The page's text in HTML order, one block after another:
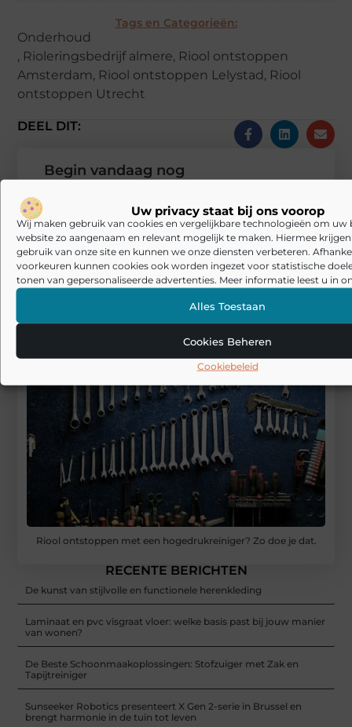
Uw privacy staat bij ons voorop
Wij maken gebruik van cookies en vergelijkbare technologieën om uw
website zo aangenaam en relevant mogelijk te maken. Hiermee
gebruik van onze site en kunnen we onze diensten verbeteren.
voorkeuren kunnen cookies ook worden ingezet voor statistische
tonen van gepersonaliseerde advertenties. Meer informatie leest u in
Alles Toestaan
Cookies Beheren
Cookiebeleid
Tags en Categorieën:
Onderhoud
, Rioleringsbedrijf almere, Riool ontstoppen
Amsterdam, Riool ontstoppen Lelystad, Riool
ontstoppen Utrecht
DEEL DIT:
Riool ontstoppen met een hogedrukreiniger? Zo doe je dat.
RECENTE BERICHTEN
De kunst van stijlvolle en functionele herenkleding
Laminaat en pvc visgraat vloer: welke basis past bij jouw manier
van wonen?
De Beste Schoonmaakoplossingen: Stofzuiger met Zak en
Tapijtreiniger
Sunseeker Robotics presenteert X Gen 2-serie in Brussel en
brengt harmonie in de tuin tot leven
Begin vandaag nog
Wonen
Stuur ons een
bericht
Registreer hier